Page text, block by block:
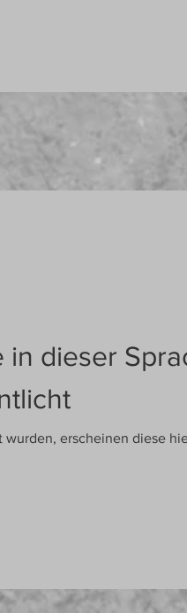
in dieser
erscheinen diese